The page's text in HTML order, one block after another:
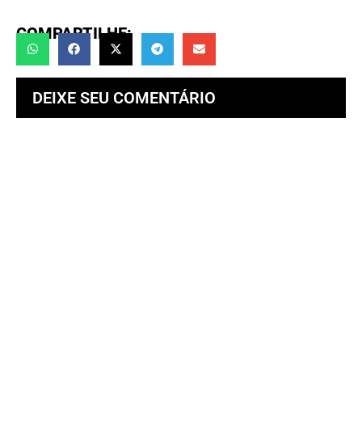
COMPARTILHE:
DEIXE SEU COMENTÁRIO